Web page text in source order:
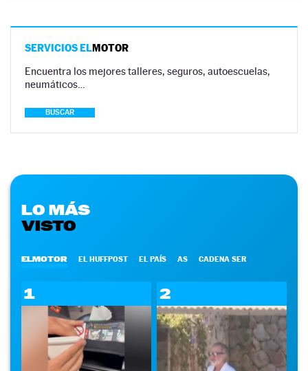
SERVICIOS ELMOTOR
Encuentra los mejores talleres, seguros, autoescuelas,
neumáticos…
BUSCAR
LO MÁS
VISTO
ELMOTOR EL HUFFPOST EL PAÍS AS CADENA SER
1 2